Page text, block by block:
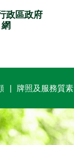
政區政府
牌照及服務質素